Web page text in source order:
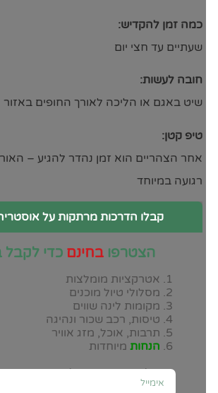
כמה זמן להקדיש:
שעתיים עד חצי יום
חובה לעשות:
שיט באגם או הליכה לאורך החופים באזור Pertisau
טיפ קטן:
אחר הצהריים הוא זמן נהדר להגיע – האור
רגועה במיוחד
קבלו הדרכות מרתקות על אוסטריה
הצטרפובחינםכדי לקבל
אטרקציות מומלצות
מסלולי טיול מוכנים
מקומות לינה שווים
טיסות, רכב שכור ונהיגה
תרבות, אוכל, מזג אוויר
הנחות מיוחדות
יש להזין כתובת מייל, ומיד תבינו